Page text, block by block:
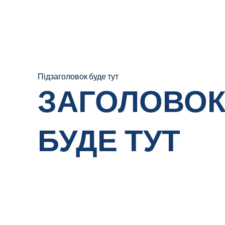
Підзаголовок буде тут
БУДЕ ТУТ